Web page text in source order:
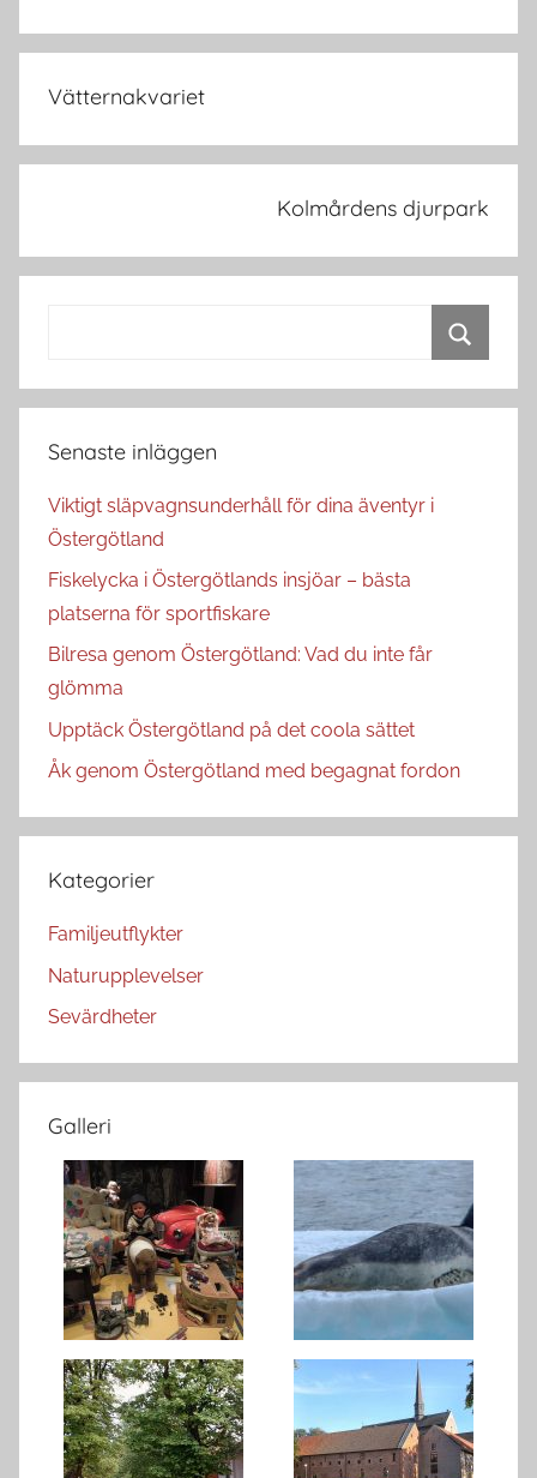
Vätternakvariet
Kolmårdens djurpark
Senaste inläggen
Viktigt släpvagnsunderhåll för dina äventyr i
Östergötland
Fiskelycka i Östergötlands insjöar – bästa
platserna för sportfiskare
Bilresa genom Östergötland: Vad du inte får
glömma
Upptäck Östergötland på det coola sättet
Åk genom Östergötland med begagnat fordon
Kategorier
Familjeutflykter
Naturupplevelser
Sevärdheter
Galleri